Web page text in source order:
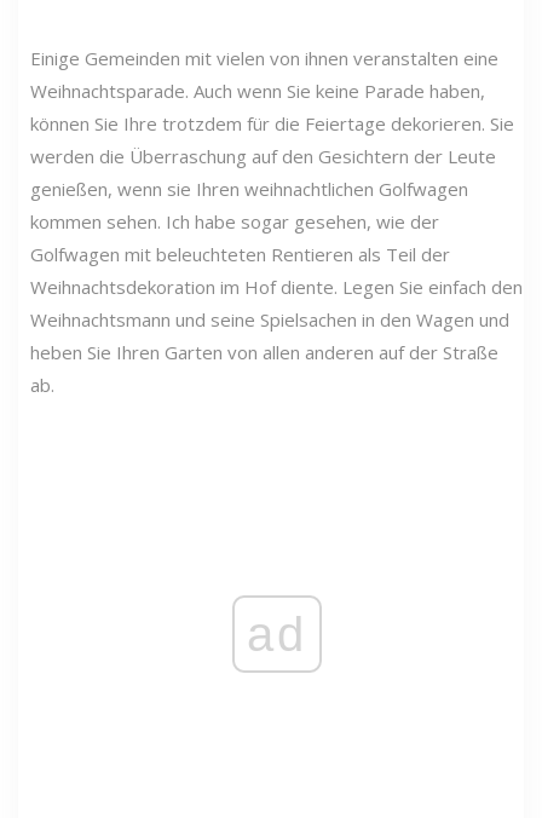
Einige Gemeinden mit vielen von ihnen veranstalten eine
Weihnachtsparade. Auch wenn Sie keine Parade haben,
können Sie Ihre trotzdem für die Feiertage dekorieren. Sie
werden die Überraschung auf den Gesichtern der Leute
genießen, wenn sie Ihren weihnachtlichen Golfwagen
kommen sehen. Ich habe sogar gesehen, wie der
Golfwagen mit beleuchteten Rentieren als Teil der
Weihnachtsdekoration im Hof ​​diente. Legen Sie einfach den
Weihnachtsmann und seine Spielsachen in den Wagen und
heben Sie Ihren Garten von allen anderen auf der Straße
ab.
ad